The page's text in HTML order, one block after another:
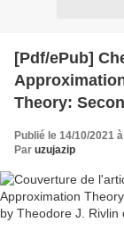
[Pdf/ePub]
Theory:
Publié le 14/10/2021
Par uzujazip